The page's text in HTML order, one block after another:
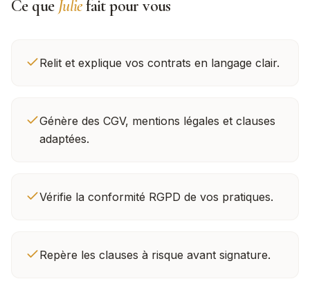
Ce que Juliefait pour vous
Relit et explique vos contrats en langage clair.
Génère des CGV, mentions légales et clauses
adaptées.
Vérifie la conformité RGPD de vos pratiques.
Repère les clauses à risque avant signature.